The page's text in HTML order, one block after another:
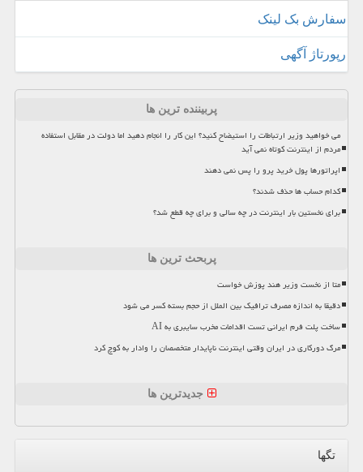
سفارش بک لینک
رپورتاژ آگهی
پربیننده ترین ها
می خواهید وزیر ارتباطات را استیضاح کنید؟ این کار را انجام دهید اما دولت در مقابل استفاده
مردم از اینترنت کوتاه نمی آید
اپراتورها پول خرید پرو را پس نمی دهند
کدام حساب ها حذف شدند؟
برای نخستین بار اینترنت در چه سالی و برای چه قطع شد؟
پربحث ترین ها
متا از نخست وزیر هند پوزش خواست
دقیقا به اندازه مصرف ترافیک بین الملل از حجم بسته کسر می شود
ساخت پلت فرم ایرانی تست اقدامات مخرب سایبری به AI
مرگ دورکاری در ایران وقتی اینترنت ناپایدار متخصصان را وادار به کوچ کرد
جدیدترین ها
تگها